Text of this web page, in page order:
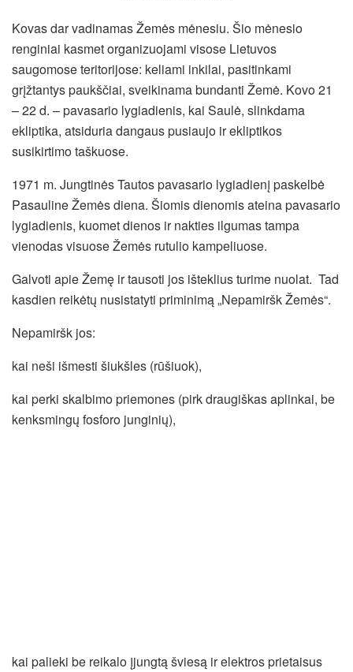
Kovas dar vadinamas Žemės mėnesiu. Šio mėnesio
renginiai kasmet organizuojami visose Lietuvos
saugomose teritorijose: keliami inkilai, pasitinkami
grįžtantys paukščiai, sveikinama bundanti Žemė. Kovo 21
– 22 d. – pavasario lygiadienis, kai Saulė, slinkdama
ekliptika, atsiduria dangaus pusiaujo ir ekliptikos
susikirtimo taškuose.
1971 m. Jungtinės Tautos pavasario lygiadienį paskelbė
Pasauline Žemės diena. Šiomis dienomis ateina pavasario
lygiadienis, kuomet dienos ir nakties ilgumas tampa
vienodas visuose Žemės rutulio kampeliuose.
Galvoti apie Žemę ir tausoti jos išteklius turime nuolat. Tad
kasdien reikėtų nusistatyti priminimą „Nepamiršk Žemės“.
Nepamiršk jos:
kai neši išmesti šiukšles (rūšiuok),
kai perki skalbimo priemones (pirk draugiškas aplinkai, be
kenksmingų fosforo junginių),
kai palieki be reikalo įjungtą šviesą ir elektros prietaisus